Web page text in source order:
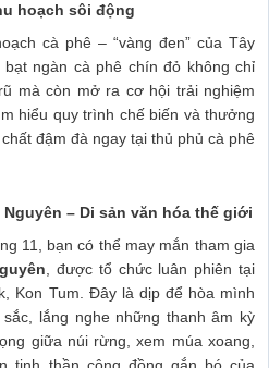
hoạch sôi động
cà phê – “vàng đen” của Tây
ngàn cà phê chín đỏ không chỉ
mà còn mở ra cơ hội trải nghiệm
hiểu quy trình chế biến và thưởng
đậm đà ngay tại thủ phủ cà phê
– Di sản văn hóa thế giới
11, bạn có thể may mắn tham gia
, được tổ chức luân phiên tại
Kon Tum. Đây là dịp để hòa mình
lắng nghe những thanh âm kỳ
giữa núi rừng, xem múa xoang,